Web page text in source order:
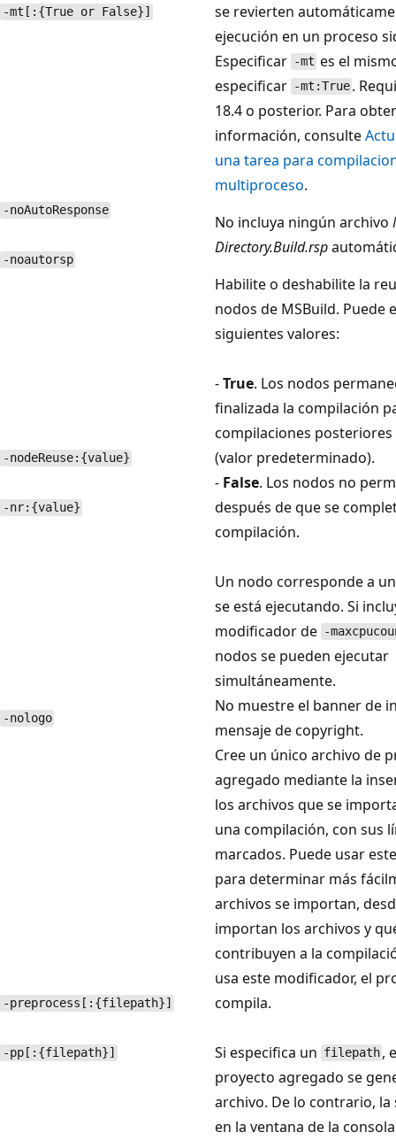
-mt[:{True or False}]
se revierten
ejecución en un proceso
Especificar -mt es el
especificar -mt:True .
18.4 o posterior. Para
información, consulte
una tarea para
multiproceso.
-noAutoResponse
-noautorsp
No incluya ningún archivo
Directory.Build.rsp
-nodeReuse:{value}
-nr:{value}
Habilite o deshabilite la
nodos de MSBuild. Puede
siguientes valores:
-True. Los nodos
finalizada la compilación
compilaciones
(valor predeterminado).
- False. Los nodos no
después de que se
compilación.
Un nodo corresponde a
se está ejecutando. Si
modificador de -
nodos se pueden ejecutar
simultáneamente.
-nologo
No muestre el banner de
mensaje de copyright.
-preprocess[:{filepath}]
-pp[:{filepath}]
Cree un único archivo de
agregado mediante la
los archivos que se
una compilación, con sus
marcados. Puede usar
para determinar más
archivos se importan,
importan los archivos y
contribuyen a la
usa este modificador, el
compila.
Si especifica un filepath ,
proyecto agregado se
archivo. De lo contrario, la
en la ventana de la